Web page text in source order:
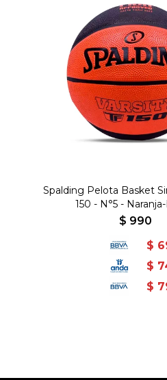
Spalding Pelota Basket
150 - N°5 -
$ 990
$
$
$